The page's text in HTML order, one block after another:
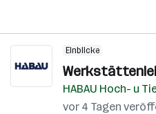
Einblicke
HABAU Hoch- u
vor 4 Tagen